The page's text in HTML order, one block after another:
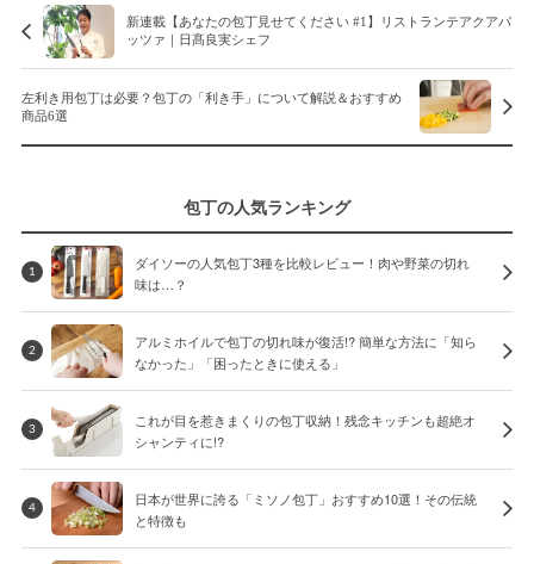
新連載【あなたの包丁見せてください #1】リストランテアクアパ
ッツァ｜日髙良実シェフ
左利き用包丁は必要？包丁の「利き手」について解説＆おすすめ
商品6選
包丁の人気ランキング
1
ダイソーの人気包丁3種を比較レビュー！肉や野菜の切れ
味は…？
2
アルミホイルで包丁の切れ味が復活!? 簡単な方法に「知ら
なかった」「困ったときに使える」
3
これが目を惹きまくりの包丁収納！残念キッチンも超絶オ
シャンティに!?
4
日本が世界に誇る「ミソノ包丁」おすすめ10選！その伝統
と特徴も